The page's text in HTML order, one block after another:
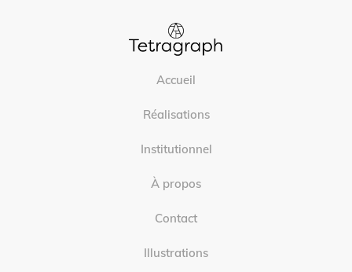
Accueil
Réalisations
Institutionnel
À propos
Contact
Illustrations